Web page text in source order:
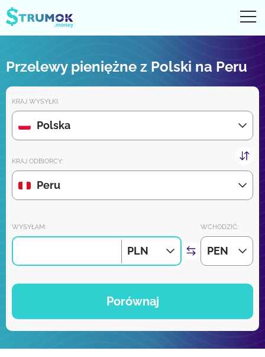
Przelewy pieniężne
Digital konto
Recenzje partnerów
Wkrótce pobierz aplikację na iPhone'a i Androida:
Dołącz do nas:
Przelewy pieniężne z Polski na Peru
KRAJ WYSYŁKI:
Polska
KRAJ ODBIORCY:
Peru
WYSYŁAM:
PLN
WCHODZIĆ:
PEN
Porównaj